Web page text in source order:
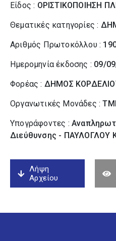
Είδος : ΟΡΙΣΤΙΚΟΠΟΙΗΣΗ
Θεματικές κατηγορίες :
Αριθμός Πρωτοκόλλου :
Ημερομηνία έκδοσης : 09/
Φορέας : ΔΗΜΟΣ
Οργανωτικές Μονάδες :
Υπογράφοντες :
Διεύθυνσης - ΠΑΥΛΟΓΛΟΥ
Λήψη
Αρχείου